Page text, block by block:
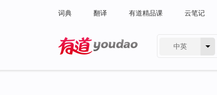
词典 翻译 有道精品课 云笔记
中英